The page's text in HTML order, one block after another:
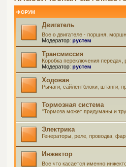
ФОРУМ
Двигатель
Все о двигателе - поршня,
Модератор: рустем
Трансмиссия
Коробка переключения
Модератор: рустем
Ходовая
Рычаги, сайлентблоки, штанги,
Тормозная система
"Тормоза может придуманы и
Электрика
Генераторы, реле, проводка,
Инжектор
Все что касается именно